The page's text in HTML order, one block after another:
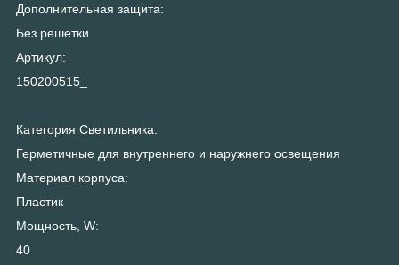
Дополнительная защита:
Без решетки
Артикул:
150200515_
Категория Светильника:
Герметичные для внутреннего и наружнего освещения
Материал корпуса:
Пластик
Мощность, W:
40